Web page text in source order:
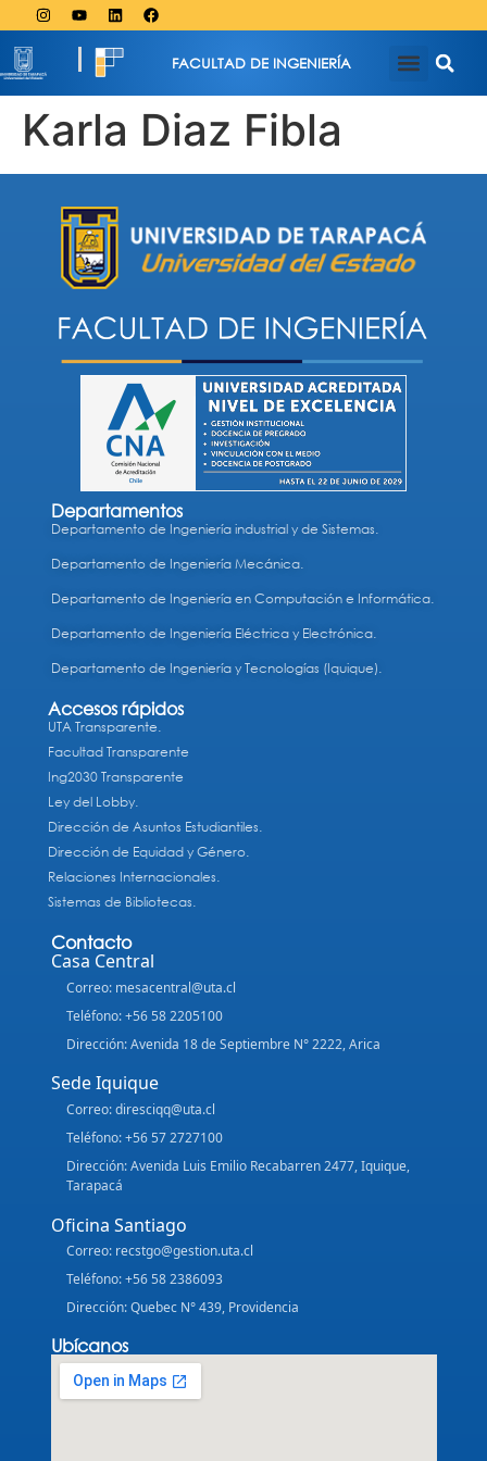
FACULTAD DE INGENIERÍA
Karla Diaz Fibla
Departamentos
Departamento de Ingeniería industrial y de Sistemas.
Departamento de Ingeniería Mecánica.
Departamento de Ingeniería en Computación e Informática.
Departamento de Ingeniería Eléctrica y Electrónica.
Departamento de Ingeniería y Tecnologías (Iquique).
Accesos rápidos
UTA Transparente.
Facultad Transparente
Ing2030 Transparente
Ley del Lobby.
Dirección de Asuntos Estudiantiles.
Dirección de Equidad y Género.
Relaciones Internacionales.
Sistemas de Bibliotecas.
Contacto
Casa Central
Correo: mesacentral@uta.cl
Teléfono: +56 58 2205100
Dirección: Avenida 18 de Septiembre N° 2222, Arica
Sede Iquique
Correo: diresciqq@uta.cl
Teléfono: +56 57 2727100
Dirección: Avenida Luis Emilio Recabarren 2477, Iquique,
Tarapacá
Oficina Santiago
Correo: recstgo@gestion.uta.cl
Teléfono: +56 58 2386093
Dirección: Quebec N° 439, Providencia
Ubícanos